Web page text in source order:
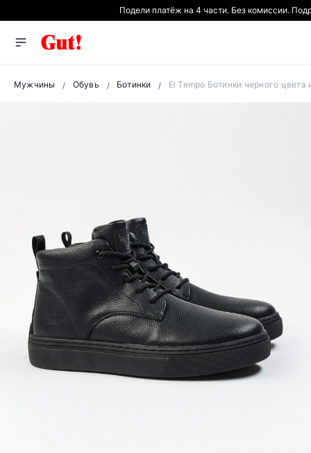
Подели платёж на 4 части. Без комиссии.
Мужчины Обувь Ботинки El Tempo Ботинки черного